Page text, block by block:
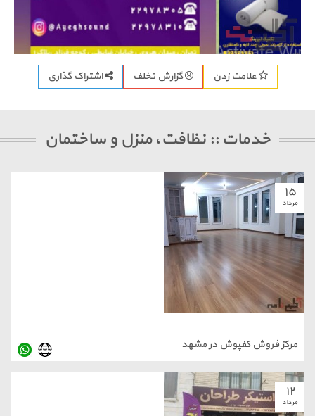
علامت زدن گزارش تخلف اشتراک گذاری
خدمات :: نظافت، منزل و ساختمان
مرداد
مرکز فروش کفپوش در مشهد
مرداد